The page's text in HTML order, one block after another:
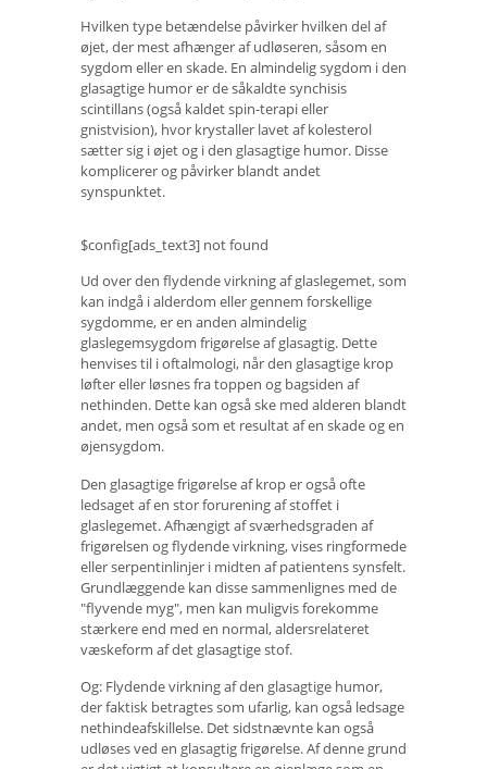
Hvilken type betændelse påvirker hvilken del af
øjet, der mest afhænger af udløseren, såsom en
sygdom eller en skade. En almindelig sygdom i den
glasagtige humor er de såkaldte synchisis
scintillans (også kaldet spin-terapi eller
gnistvision), hvor krystaller lavet af kolesterol
sætter sig i øjet og i den glasagtige humor. Disse
komplicerer og påvirker blandt andet
synspunktet.
$config[ads_text3] not found
Ud over den flydende virkning af glaslegemet, som
kan indgå i alderdom eller gennem forskellige
sygdomme, er en anden almindelig
glaslegemsygdom frigørelse af glasagtig. Dette
henvises til i oftalmologi, når den glasagtige krop
løfter eller løsnes fra toppen og bagsiden af ​​
nethinden. Dette kan også ske med alderen blandt
andet, men også som et resultat af en skade og en
øjensygdom.
Den glasagtige frigørelse af krop er også ofte
ledsaget af en stor forurening af stoffet i
glaslegemet. Afhængigt af sværhedsgraden af ​​
frigørelsen og flydende virkning, vises ringformede
eller serpentinlinjer i midten af ​​patientens synsfelt.
Grundlæggende kan disse sammenlignes med de
"flyvende myg", men kan muligvis forekomme
stærkere end med en normal, aldersrelateret
væskeform af det glasagtige stof.
Og: Flydende virkning af den glasagtige humor,
der faktisk betragtes som ufarlig, kan også ledsage
nethindeafskillelse. Det sidstnævnte kan også
udløses ved en glasagtig frigørelse. Af denne grund